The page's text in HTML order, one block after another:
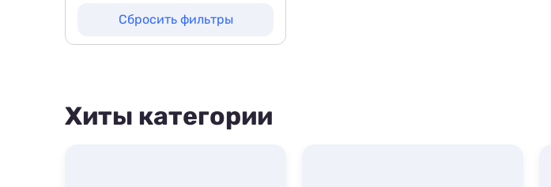
Сбросить фильтры
Хиты категории